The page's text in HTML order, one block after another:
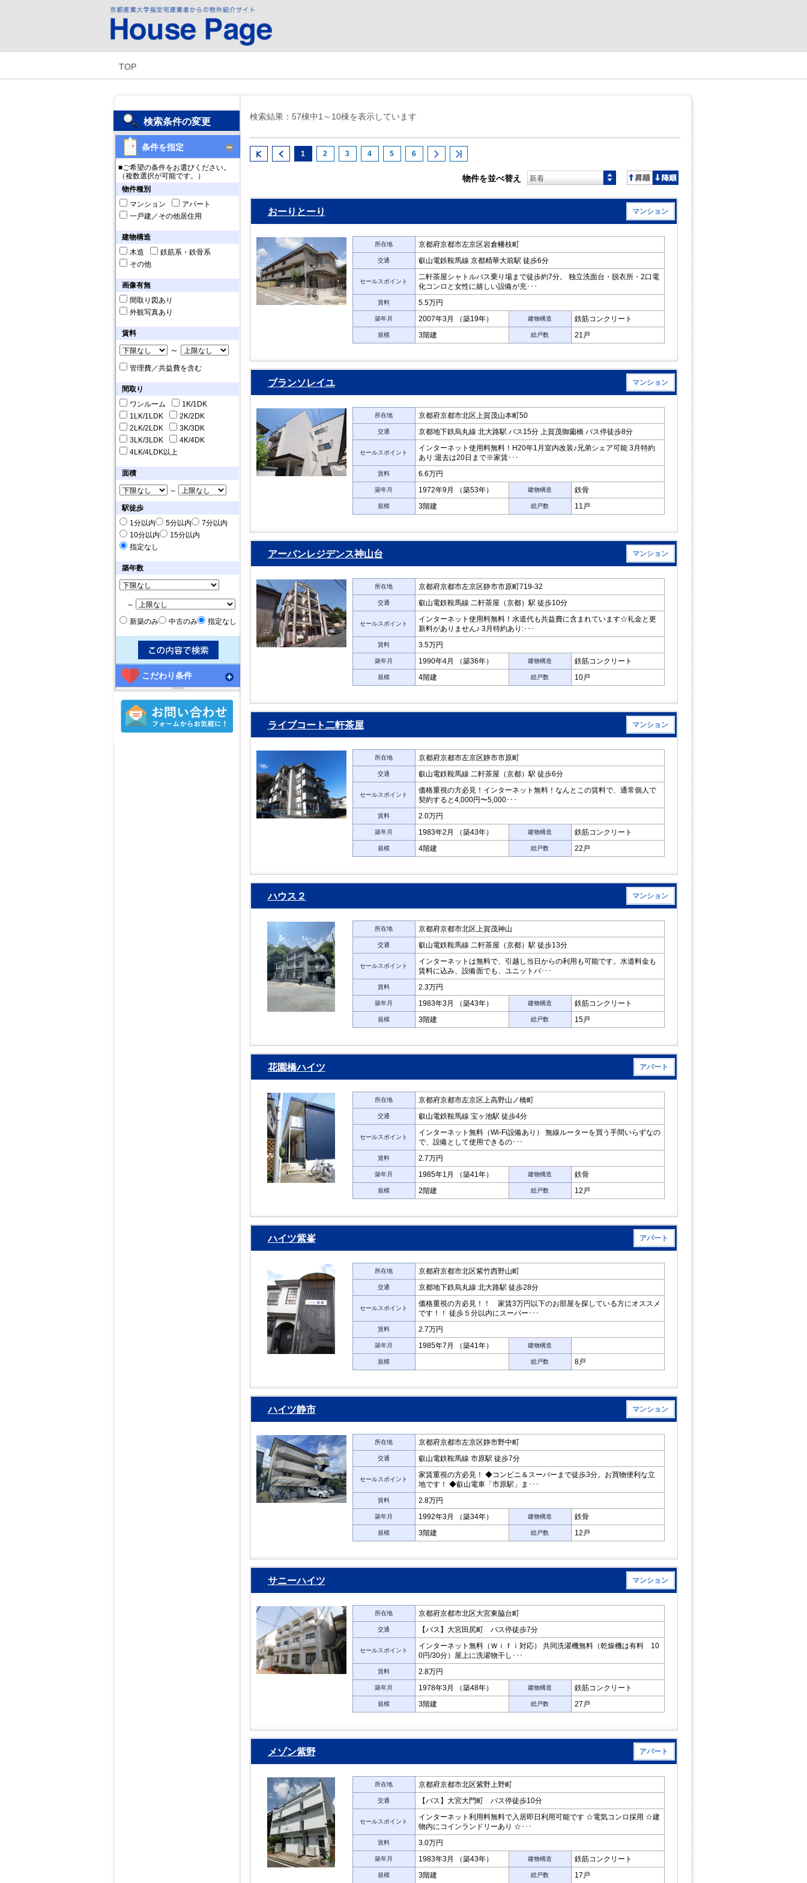
検索条件の変更
条件を指定
■ご希望の条件をお選びください。
（複数選択が可能です。）
物件種別
マンション
アパート
一戸建／その他居住用
建物構造
木造
鉄筋系・鉄骨系
その他
画像有無
間取り図あり
外観写真あり
賃料
～
管理費／共益費を含む
間取り
ワンルーム
1K/1DK
1LK/1LDK
2K/2DK
2LK/2LDK
3K/3DK
3LK/3LDK
4K/4DK
4LK/4LDK以上
面積
～
駅徒歩
1分以内
5分以内
7分以内
10分以内
15分以内
指定なし
築年数
～
新築のみ
中古のみ 指定なし
こだわり条件
TOP
検索結果：57棟中1～10棟を表示しています
1 2 3 4 5 6
物件を並べ替え 新着
おーりとーり マンション
所在地 京都府京都市左京区岩倉幡枝町
交通 叡山電鉄鞍馬線 京都精華大前駅 徒歩6分
セールスポイント
二軒茶屋シャトルバス乗り場まで徒歩約7分。 独立洗面台・脱衣所・2口電
化コンロと女性に嬉しい設備が充･･･
賃料 5.5万円
築年月 2007年3月 （築19年） 建物構造 鉄筋コンクリート
規模 3階建 総戸数 21戸
ブランソレイユ マンション
所在地 京都府京都市北区上賀茂山本町50
交通 京都地下鉄烏丸線 北大路駅 バス15分 上賀茂御薗橋 バス停徒歩8分
セールスポイント
インターネット使用料無料！H20年1月室内改装♪兄弟シェア可能 3月特約
あり:退去は20日まで※家賃･･･
賃料 6.6万円
築年月 1972年9月 （築53年） 建物構造 鉄骨
規模 3階建 総戸数 11戸
アーバンレジデンス神山台 マンション
所在地 京都府京都市左京区静市市原町719-32
交通 叡山電鉄鞍馬線 二軒茶屋（京都）駅 徒歩10分
セールスポイント
インターネット使用料無料！水道代も共益費に含まれています☆礼金と更
新料がありません♪ 3月特約あり:･･･
賃料 3.5万円
築年月 1990年4月 （築36年） 建物構造 鉄筋コンクリート
規模 4階建 総戸数 10戸
ライブコート二軒茶屋 マンション
所在地 京都府京都市左京区静市市原町
交通 叡山電鉄鞍馬線 二軒茶屋（京都）駅 徒歩6分
セールスポイント
価格重視の方必見！インターネット無料！なんとこの賃料で、通常個人で
契約すると4,000円〜5,000･･･
賃料 2.0万円
築年月 1983年2月 （築43年） 建物構造 鉄筋コンクリート
規模 4階建 総戸数 22戸
ハウス２ マンション
所在地 京都府京都市北区上賀茂神山
交通 叡山電鉄鞍馬線 二軒茶屋（京都）駅 徒歩13分
セールスポイント
インターネットは無料で、引越し当日からの利用も可能です。水道料金も
賃料に込み、設備面でも、ユニットバ･･･
賃料 2.3万円
築年月 1983年3月 （築43年） 建物構造 鉄筋コンクリート
規模 3階建 総戸数 15戸
花園橋ハイツ アパート
所在地 京都府京都市左京区上高野山ノ橋町
交通 叡山電鉄鞍馬線 宝ヶ池駅 徒歩4分
セールスポイント
インターネット無料（Wi-Fi設備あり） 無線ルーターを買う手間いらずなの
で、設備として使用できるの･･･
賃料 2.7万円
築年月 1985年1月 （築41年） 建物構造 鉄骨
規模 2階建 総戸数 12戸
ハイツ紫峯 アパート
所在地 京都府京都市北区紫竹西野山町
交通 京都地下鉄烏丸線 北大路駅 徒歩28分
セールスポイント
価格重視の方必見！！ 家賃3万円以下のお部屋を探している方にオススメ
です！！ 徒歩５分以内にスーパー･･･
賃料 2.7万円
築年月 1985年7月 （築41年） 建物構造
規模 総戸数 8戸
ハイツ静市 マンション
所在地 京都府京都市左京区静市野中町
交通 叡山電鉄鞍馬線 市原駅 徒歩7分
セールスポイント
家賃重視の方必見！ ◆コンビニ＆スーパーまで徒歩3分。お買物便利な立
地です！ ◆叡山電車「市原駅」ま･･･
賃料 2.8万円
築年月 1992年3月 （築34年） 建物構造 鉄骨
規模 3階建 総戸数 12戸
サニーハイツ マンション
所在地 京都府京都市北区大宮東脇台町
交通 【バス】大宮田尻町 バス停徒歩7分
セールスポイント
インターネット無料（Ｗｉｆｉ対応） 共同洗濯機無料（乾燥機は有料 10
0円/30分）屋上に洗濯物干し･･･
賃料 2.8万円
築年月 1978年3月 （築48年） 建物構造 鉄筋コンクリート
規模 3階建 総戸数 27戸
メゾン紫野 アパート
所在地 京都府京都市北区紫野上野町
交通 【バス】大宮大門町 バス停徒歩10分
セールスポイント
インターネット利用料無料で入居即日利用可能です ☆電気コンロ採用 ☆建
物内にコインランドリーあり ☆･･･
賃料 3.0万円
築年月 1983年3月 （築43年） 建物構造 鉄筋コンクリート
規模 3階建 総戸数 17戸